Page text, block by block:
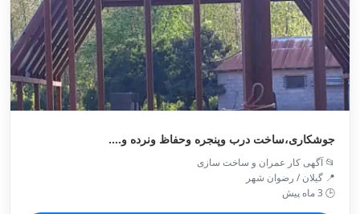
جوشکاری،ساخت درب وپنجره وحفاظ ونرده و....
📂 آگهی کار عمران و ساخت سازی
📍 گیلان / رضوان شهر
🕒 3 ماه پیش